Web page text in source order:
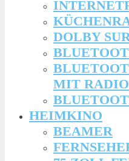
DOLBY
MIT RADIO
HEIMKINO
BEAMER